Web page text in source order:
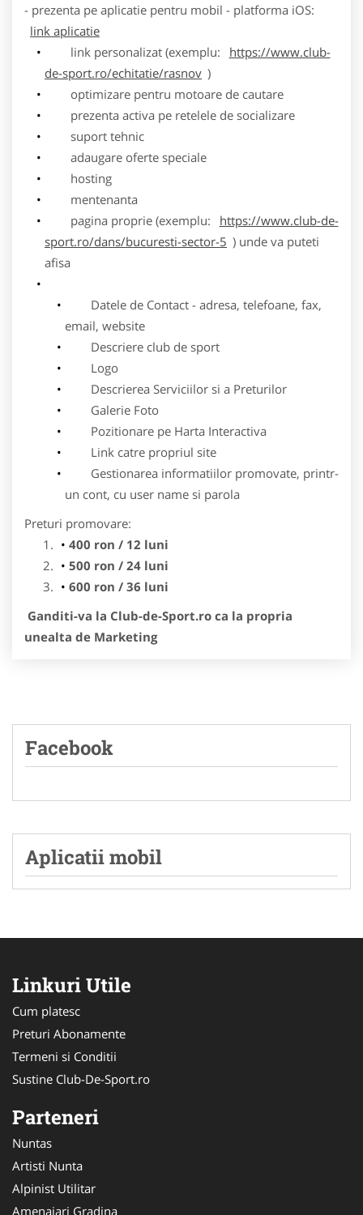
- prezenta pe aplicatie pentru mobil - platforma iOS:
link aplicatie
link personalizat (exemplu:
https://www.club-
de-sport.ro/echitatie/rasnov )
optimizare pentru motoare de cautare
prezenta activa pe retelele de socializare
suport tehnic
adaugare oferte speciale
hosting
mentenanta
pagina proprie (exemplu:
https://www.club-de-
sport.ro/dans/bucuresti-sector-5 ) unde va puteti
afisa
Datele de Contact - adresa, telefoane, fax,
email, website
Descriere club de sport
Logo
Descrierea Serviciilor si a Preturilor
Galerie Foto
Pozitionare pe Harta Interactiva
Link catre propriul site
Gestionarea informatiilor promovate, printr-
un cont, cu user name si parola
Preturi promovare:
400 ron / 12 luni
500 ron / 24 luni
600 ron / 36 luni
Ganditi-va la Club-de-Sport.ro ca la propria
unealta de Marketing
Facebook
Aplicatii mobil
Linkuri Utile
Cum platesc
Preturi Abonamente
Termeni si Conditii
Sustine Club-De-Sport.ro
Parteneri
Nuntas
Artisti Nunta
Alpinist Utilitar
Amenajari Gradina